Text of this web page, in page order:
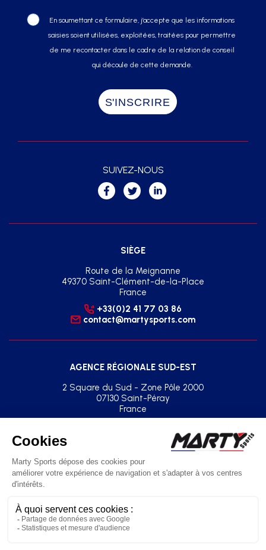
En soumettant ce formulaire, j’accepte que les informations
saisies soient utilisées, exploitées, traitées pour permettre
de me recontacter dans le cadre de la relation de conseil
qui découle de cette demande.
SIÈGE
Route de la Meignanne
49370 Saint-Clément-de-la-Place
France
+33(0)2 41 77 03 86
contact@martysports.com
AGENCE RÉGIONALE SUD-EST
2 Square du Sud - Zone Pôle 2000
07130 Saint-Péray
France
agence.sud.est@martysports.com
SUIVEZ-NOUS